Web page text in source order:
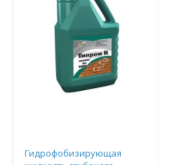
Гидрофобизирующая